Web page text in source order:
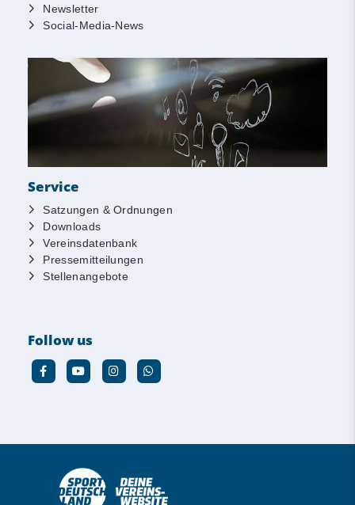
Newsletter
Social-Media-News
Service
Satzungen & Ordnungen
Downloads
Vereinsdatenbank
Pressemitteilungen
Stellenangebote
Follow us